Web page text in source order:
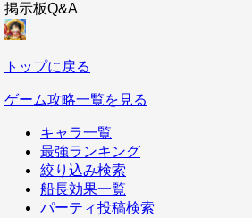
掲示板Q&A
トップに戻る
ゲーム攻略一覧を見る
キャラ一覧
最強ランキング
絞り込み検索
船長効果一覧
パーティ投稿検索